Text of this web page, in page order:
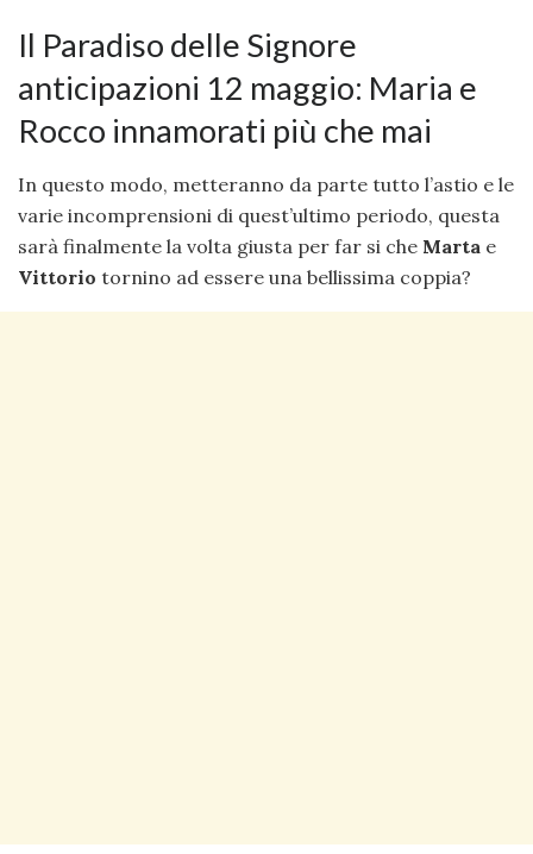
Il Paradiso delle Signore
anticipazioni 12 maggio: Maria e
Rocco innamorati più che mai
In questo modo, metteranno da parte tutto l’astio e le
varie incomprensioni di quest’ultimo periodo, questa
sarà finalmente la volta giusta per far si che Marta e
Vittorio tornino ad essere una bellissima coppia?